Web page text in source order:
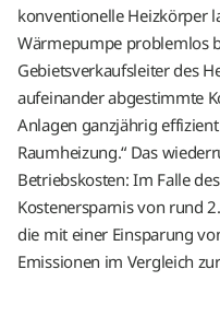
konventionelle Heizkörper
Wärmepumpe problemlos
Gebietsverkaufsleiter des
aufeinander abgestimmte
Anlagen ganzjährig
Raumheizung.“ Das
Betriebskosten: Im Falle
Kostenersparnis von rund
die mit einer Einsparung
Emissionen im Vergleich